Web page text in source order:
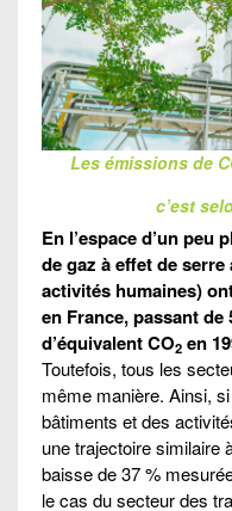
Les émissions de
c’est
En l’espace d’un peu
de gaz à effet de
activités humaines)
en France, passant
d’équivalent CO2 en
Toutefois, tous les
même manière. Ainsi,
bâtiments et des
une trajectoire similaire
baisse de 37 %
le cas du secteur des